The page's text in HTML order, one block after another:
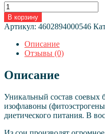
Количество
товара
Протеин
соевый
90%
«Сойка»,
В корзину
Артикул: 4602894000546
Описание
Отзывы (0)
Описание
Уникальный состав соевых
изофлавоны
диетического питания. В